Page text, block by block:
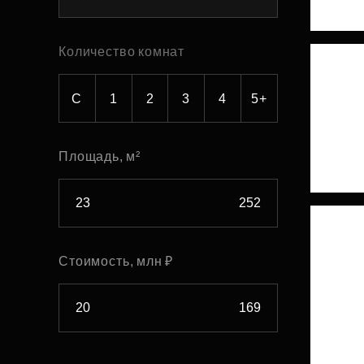
Рефинансирование
Количество комнат
С 1 2 3 4 5+
Площадь, м²
Стоимость, млн ₽